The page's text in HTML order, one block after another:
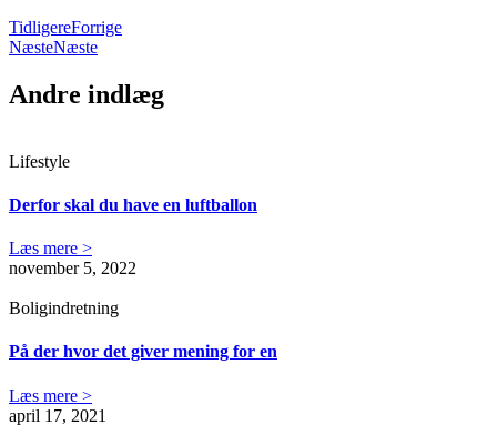
TidligereForrige
NæsteNæste
Andre indlæg
Lifestyle
Derfor skal du have en luftballon
Læs mere >
november 5, 2022
Boligindretning
På der hvor det giver mening for en
Læs mere >
april 17, 2021